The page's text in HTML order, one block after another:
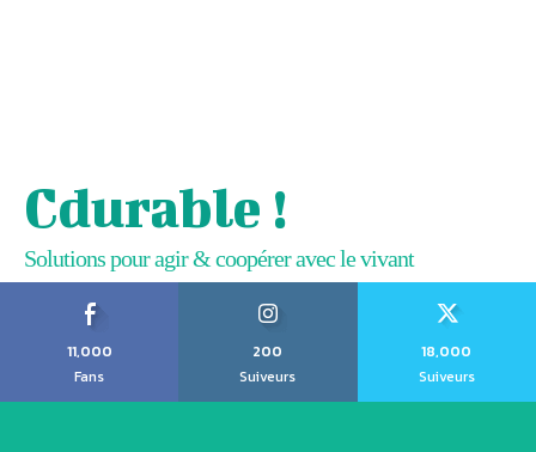
Cdurable !
Solutions pour agir & coopérer avec le vivant
11,000
Fans
200
Suiveurs
18,000
Suiveurs